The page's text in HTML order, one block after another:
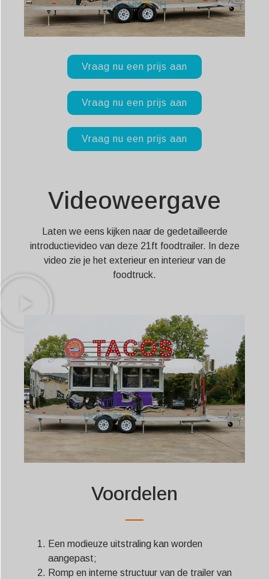
Vraag nu een prijs aan
Vraag nu een prijs aan
Vraag nu een prijs aan
Videoweergave
Laten we eens kijken naar de gedetailleerde
introductievideo van deze 21ft foodtrailer. In deze
video zie je het exterieur en interieur van de
foodtruck.
Voordelen
Een modieuze uitstraling kan worden
aangepast;
Romp en interne structuur van de trailer van